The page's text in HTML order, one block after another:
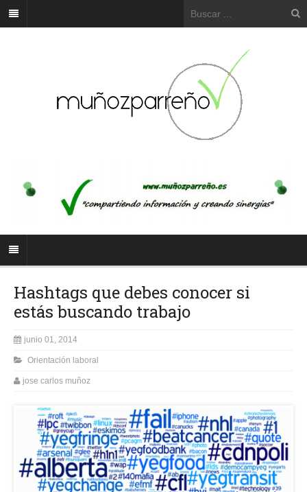
Hashtags que debes conocer si
estás buscando trabajo
junio 01, 2014
Orientación laboral
jose carlos muñoz